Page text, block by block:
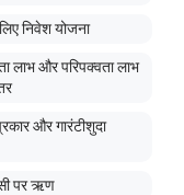
निवेश योजना
लाभ और परिपक्वता लाभ
और गारंटीशुदा
पर ऋण